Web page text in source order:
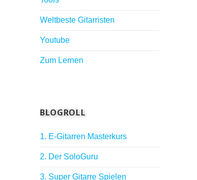
Weltbeste Gitarristen
Youtube
Zum Lernen
BLOGROLL
1. E-Gitarren Masterkurs
2. Der SoloGuru
3. Super Gitarre Spielen